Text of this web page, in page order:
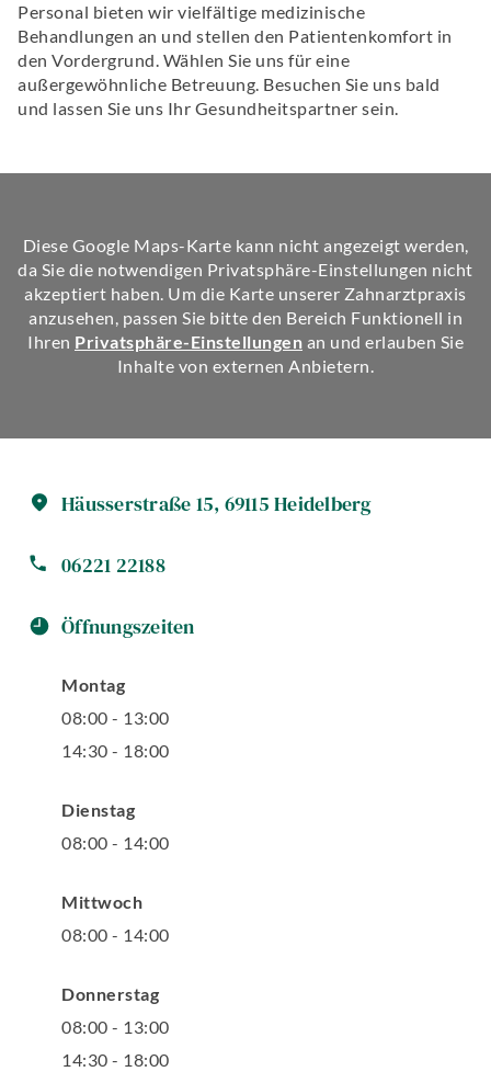
Personal bieten wir vielfältige medizinische
Behandlungen an und stellen den Patientenkomfort in
den Vordergrund. Wählen Sie uns für eine
außergewöhnliche Betreuung. Besuchen Sie uns bald
und lassen Sie uns Ihr Gesundheitspartner sein.
Häusserstraße 15, 69115 Heidelberg
06221 22188
Öffnungszeiten
Montag
08:00 - 13:00
14:30 - 18:00
Dienstag
08:00 - 14:00
Mittwoch
08:00 - 14:00
Donnerstag
08:00 - 13:00
14:30 - 18:00
Diese Google Maps-Karte kann nicht angezeigt werden,
da Sie die notwendigen Privatsphäre-Einstellungen nicht
akzeptiert haben. Um die Karte unserer Zahnarztpraxis
anzusehen, passen Sie bitte den Bereich Funktionell in
Ihren Privatsphäre-Einstellungen an und erlauben Sie
Inhalte von externen Anbietern.